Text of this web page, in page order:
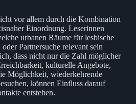
vor allem durch die Kombination
Einordnung. Leserinnen
urbanen Räume für lesbische
Partnersuche relevant sein
dass nicht nur die Zahl möglicher
kulturelle Angebote,
Möglichkeit, wiederkehrende
können Einfluss darauf
entstehen.